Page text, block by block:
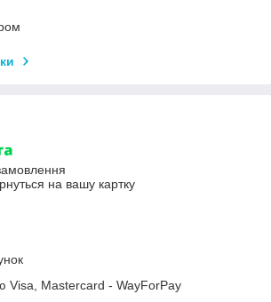
на вашу картку
Visa, Mastercard - WayForPay